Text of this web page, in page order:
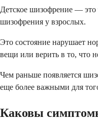
Детское шизофрение — это
шизофрения у взрослых.
Это состояние нарушает
вещи или верить в то, что
Чем раньше появляется
еще более важными для
Каковы